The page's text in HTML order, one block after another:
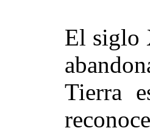
El siglo
Tierra